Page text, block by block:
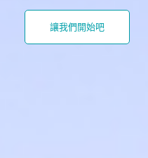
讓我們開始吧